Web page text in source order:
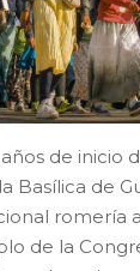
de inicio
Basílica de
romería
de la